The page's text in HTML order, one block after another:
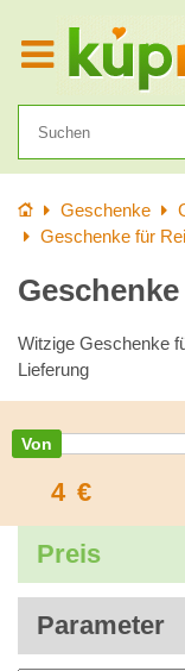
StartseiteGeschenke
Geschenke für
Witzige Geschenke
Lieferung
4 €
Preis
Parameter